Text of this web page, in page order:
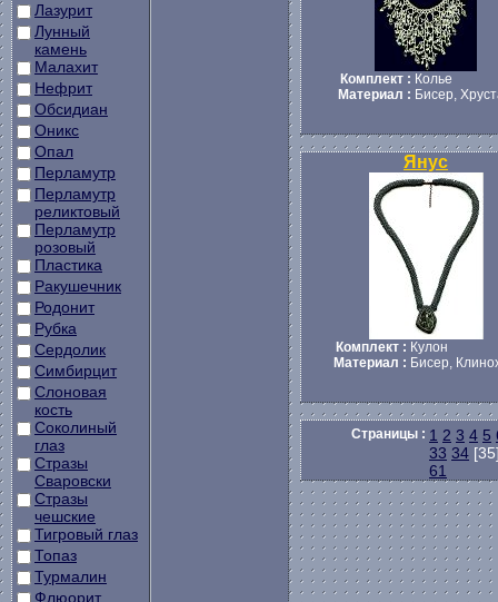
Лазурит
Лунный
камень
Малахит
Нефрит
Обсидиан
Оникс
Опал
Перламутр
Перламутр
реликтовый
Перламутр
розовый
Пластика
Ракушечник
Родонит
Рубка
Сердолик
Симбирцит
Слоновая
кость
Соколиный
глаз
Стразы
Сваровски
Стразы
чешские
Тигровый глаз
Топаз
Турмалин
Флюорит
Комплект : Колье
Материал : Бисер,
Янус
Комплект : Кулон
Материал : Бисер,
Страницы : 1 2 3 4 5
33 34
61